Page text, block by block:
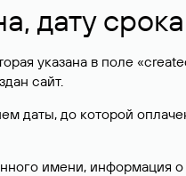
дату
указана в поле
сайт.
даты, до которой
имени, информация